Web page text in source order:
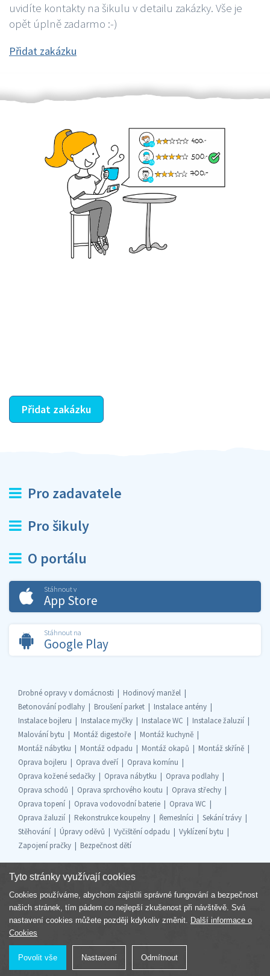
uvidíte kontakty na šikulu v detailu zakázky. Vše je
opět úplně zadarmo :-)
Přidat zakázku
Přidat zakázku
Pro zadavatele
Pro šikuly
O portálu
Stáhnout v
App Store
Stáhnout na
Google Play
Drobné opravy v domácnosti
Hodinový manžel
Betonování podlahy
Broušení parket
Instalace antény
Instalace bojleru
Instalace myčky Instalace WC
Instalace žaluzií
Malování bytu
Montáž digestoře
Montáž kuchyně
Montáž nábytku
Montáž odpadu Montáž okapů
Montáž skříně
Oprava bojleru
Oprava dveří
Oprava komínu
Oprava kožené sedačky
Oprava nábytku
Oprava podlahy
Oprava schodů
Oprava sprchového koutu
Oprava střechy
Oprava topení
Oprava vodovodní baterie
Oprava WC
Oprava žaluzií
Rekonstrukce koupelny Řemeslníci
Sekání trávy
Stěhování
Úpravy oděvů Vyčištění odpadu
Vyklízení bytu
Zapojení pračky
Bezpečnost dětí
Součást skupiny
Tyto stránky využívají cookies
Cookies používáme, abychom zajistili správné fungování a bezpečnost
našich stránek, tím pádem co nejlepší zkušenost při návštěvě. Svá
nastavení cookies můžete později kdykoliv změnit. Další informace o
Cookies
Povolit vše Nastavení Odmítnout